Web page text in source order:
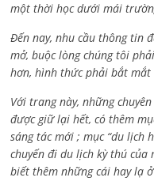
một thời học dưới mái
Đến nay, nhu cầu thông tin
mở, buộc lòng chúng tôi
hơn, hình thức phải bắt mắt
Với trang này, những
được giữ lại hết, có thêm
sáng tác mới ; mục “du lịch
chuyến đi du lịch kỳ thú
biết thêm những cái hay lạ